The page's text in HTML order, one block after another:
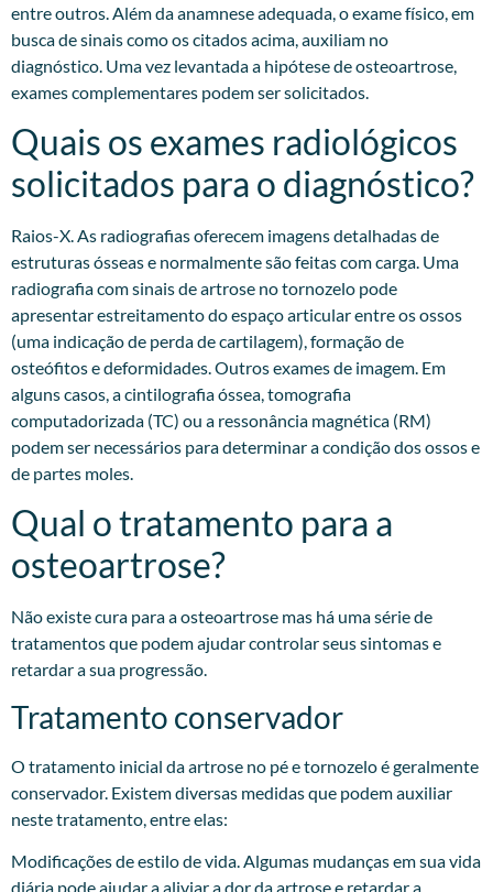
entre outros. Além da anamnese adequada, o exame físico, em
busca de sinais como os citados acima, auxiliam no
diagnóstico. Uma vez levantada a hipótese de osteoartrose,
exames complementares podem ser solicitados.​
Quais os exames radiológicos
solicitados para o diagnóstico?
Raios-X. As radiografias oferecem imagens detalhadas de
estruturas ósseas e normalmente são feitas com carga. Uma
radiografia com sinais de artrose no tornozelo pode
apresentar estreitamento do espaço articular entre os ossos
(uma indicação de perda de cartilagem), formação de
osteófitos e deformidades. Outros exames de imagem. Em
alguns casos, a cintilografia óssea, tomografia
computadorizada (TC) ou a ressonância magnética (RM)
podem ser necessários para determinar a condição dos ossos e
de partes moles.
Qual o tratamento para a
osteoartrose?
Não existe cura para a osteoartrose mas há uma série de
tratamentos que podem ajudar controlar seus sintomas e
retardar a sua progressão.
Tratamento conservador
O tratamento inicial da artrose no pé e tornozelo é geralmente
conservador. Existem diversas medidas que podem auxiliar
neste tratamento, entre elas:
Modificações de estilo de vida. Algumas mudanças em sua vida
diária pode ajudar a aliviar a dor da artrose e retardar a